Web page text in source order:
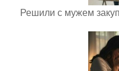
Решили с мужем